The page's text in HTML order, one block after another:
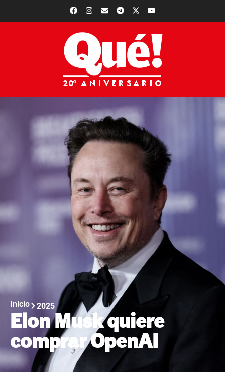
Inicio 2025
Elon Musk quiere
comprar OpenAI